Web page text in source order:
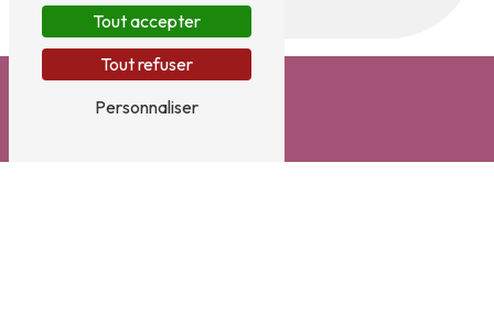
Tout accepter
Tout refuser
Personnaliser